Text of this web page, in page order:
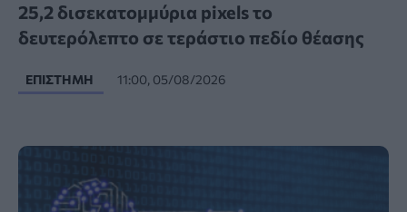
25,2 δισεκατομμύρια pixels το
δευτερόλεπτο σε τεράστιο πεδίο θέασης
ΕΠΙΣΤΉΜΗ 11:00, 05/08/2026